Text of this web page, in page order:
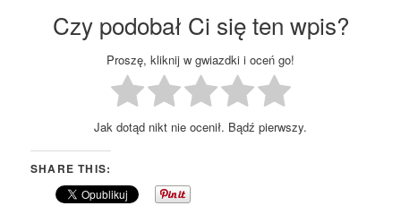
Czy podobał Ci się ten wpis?
Proszę, kliknij w gwiazdki i oceń go!
Jak dotąd nikt nie ocenił. Bądź pierwszy.
SHARE THIS: